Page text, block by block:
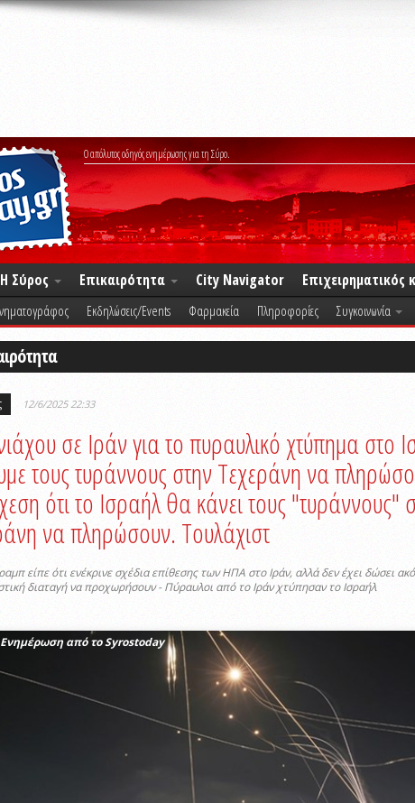
Ο απόλυτος οδηγός ενημέρωσης για τη Σύρο.
Η Σύρος Επικαιρότητα City Navigator Επιχειρηματικός
Εκδηλώσεις/Events Φαρμακεία Πληροφορίες Συγκοινωνία
12/6/2025 22:33
σε Ιράν για το πυραυλικό χτύπημα στο
τους τυράννους στην Τεχεράνη να
ότι το Ισραήλ θα κάνει τους "τυράννους"
να πληρώσουν. Τουλάχιστ
είπε ότι ενέκρινε σχέδια επίθεσης των ΗΠΑ στο Ιράν, αλλά δεν έχει δώσει
διαταγή να προχωρήσουν - Πύραυλοι από το Ιράν χτύπησαν το Ισραήλ
από το Syrostoday